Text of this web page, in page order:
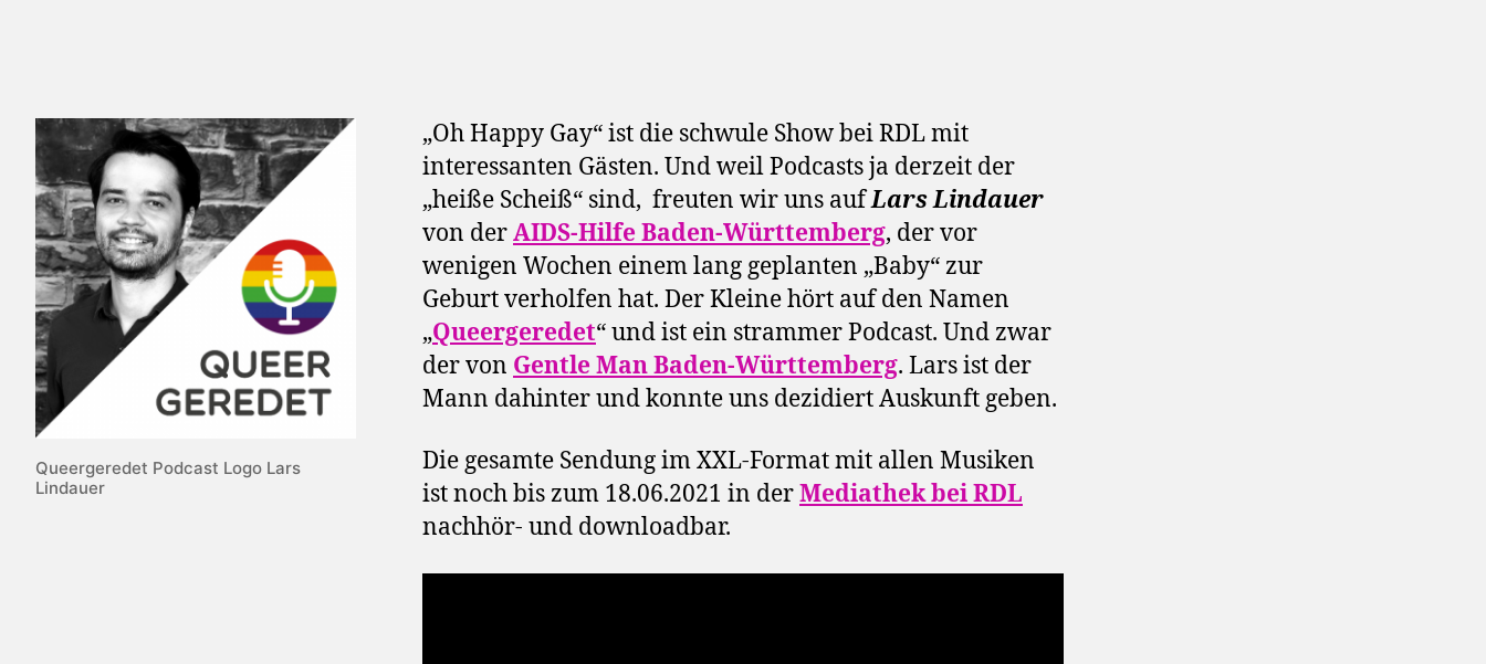
Queergeredet Podcast Logo Lars
Lindauer
„Oh Happy Gay“ ist die schwule Show bei RDL mit
interessanten Gästen. Und weil Podcasts ja derzeit der
„heiße Scheiß“ sind, freuten wir uns aufLars Lindauer
von derAIDS-Hilfe Baden-Württemberg, der vor
wenigen Wochen einem lang geplanten „Baby“ zur
Geburt verholfen hat. Der Kleine hört auf den Namen
„Queergeredet“ und ist ein strammer Podcast. Und zwar
der von Gentle Man Baden-Württemberg. Lars ist der
Mann dahinter und konnte uns dezidiert Auskunft geben.
Die gesamte Sendung im XXL-Format mit allen Musiken
ist noch bis zum 18.06.2021 in derMediathek bei RDL
nachhör- und downloadbar.